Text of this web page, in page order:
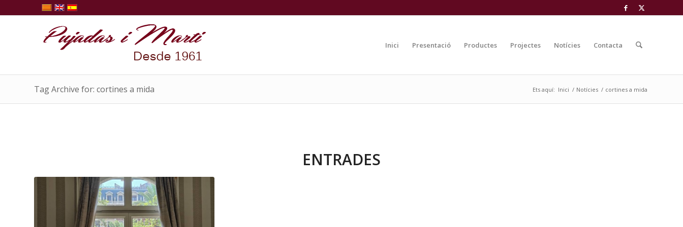
Inici Presentació Productes Projectes Notícies Contacta
Tag Archive for: cortines a mida Ets aquí: Inici / Notícies / cortines a mida
ENTRADES